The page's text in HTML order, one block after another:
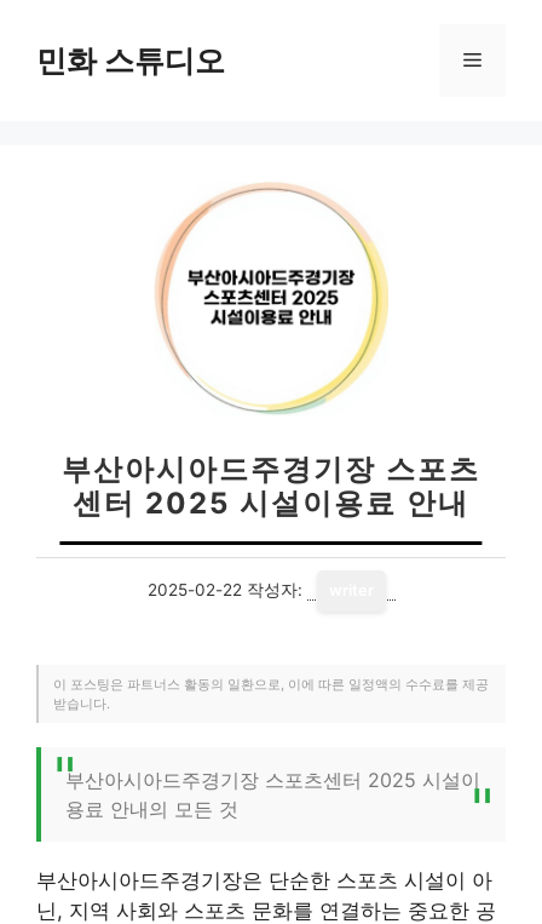
민화 스튜디오 메
부산아시아드주경기장 스포츠
센터 2025 시설이용료 안내
2025-02-22 작성자:
이 포스팅은 파트너스 활동의 일환으로, 이에 따른 일정액의 수수료를 제공
받습니다.
부산아시아드주경기장 스포츠센터 2025 시설이
용료 안내의 모든 것
부산아시아드주경기장은 단순한 스포츠 시설이 아
닌, 지역 사회와 스포츠 문화를 연결하는 중요한 공